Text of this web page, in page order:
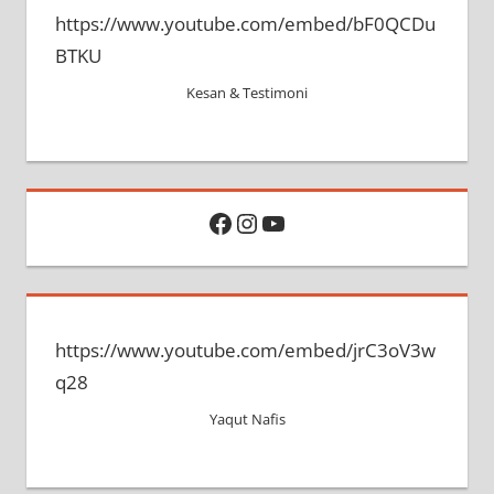
h
f
:
c
https://www.youtube.com/embed/bF0QCDu
BTKU
Kesan & Testimoni
Facebook InstagramYouTube
https://www.youtube.com/embed/jrC3oV3w
q28
Yaqut Nafis